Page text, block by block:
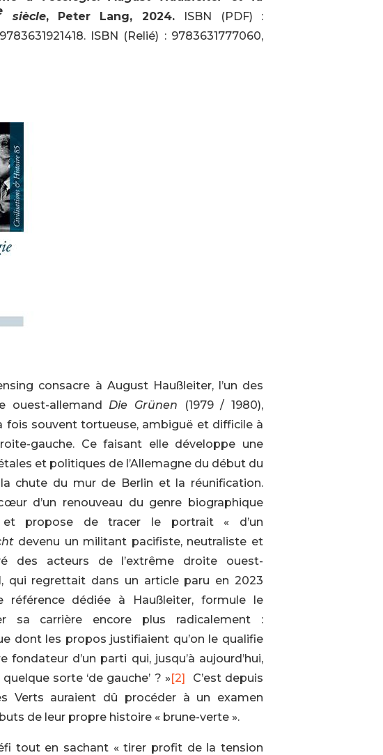
siècle, Peter Lang, 2024. ISBN (PDF) :
ISBN (Relié) : 9783631777060,
consacre à August Haußleiter, l’un des
ouest-allemand Die Grünen
(1979 / 1980),
fois souvent tortueuse, ambiguë et difficile à
gauche. Ce faisant elle développe une
et politiques de l’Allemagne du début du
chute du mur de Berlin et la réunification.
d’un renouveau du genre biographique
propose de tracer le portrait « d’un
devenu un militant pacifiste, neutraliste et
des acteurs de l’extrême droite ouest-
qui regrettait dans un article paru en 2023
référence dédiée à Haußleiter, formule le
sa carrière encore plus radicalement :
dont les propos justifiaient qu’on le qualifie
fondateur d’un parti qui, jusqu’à aujourd’hui,
sorte ‘de gauche’ ? »[2] C’est depuis
Verts auraient dû procéder à un examen
de leur propre histoire « brune-verte ».
tout en sachant « tirer profit de la tension